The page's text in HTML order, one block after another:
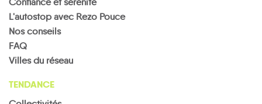
L'autostop avec Rezo Pouce
Nos conseils
FAQ
Villes du réseau
TENDANCE